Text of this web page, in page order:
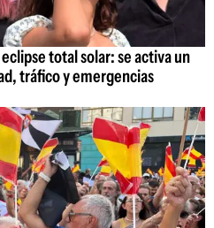
total solar: se activa un
tráfico y emergencias